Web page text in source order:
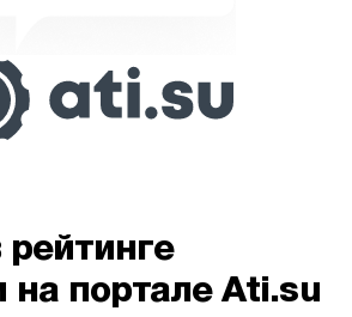
на портале Ati.su